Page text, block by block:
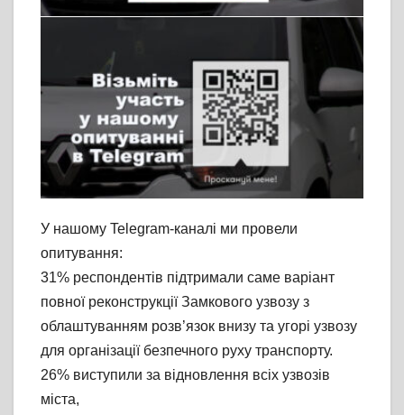
У нашому Telegram-каналі ми провели
опитування:
31% респондентів підтримали саме варіант
повної реконструкції Замкового узвозу з
облаштуванням розв’язок внизу та угорі узвозу
для організації безпечного руху транспорту.
26% виступили за відновлення всіх узвозів
міста,